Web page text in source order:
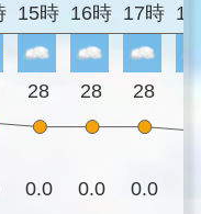
15時 16時 17時
28 28 28
0.0 0.0 0.0